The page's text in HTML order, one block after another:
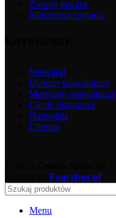
Zwroty towaru
Najczęstsze pytania
Spawarki
Osprzęt spawalniczy
Materiały spawalnicze
Cięcie plazmowe
Narzędzia
Chemia
Fancybox.pl
Menu